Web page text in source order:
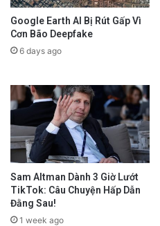
Google Earth AI Bị Rút Gấp Vì
Cơn Bão Deepfake
6 days ago
Sam Altman Dành 3 Giờ Lướt
TikTok: Câu Chuyện Hấp Dẫn
Đằng Sau!
1 week ago